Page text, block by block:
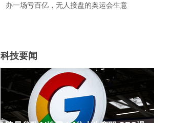
办一场亏百亿，无人接盘的奥运会生意
科技要闻